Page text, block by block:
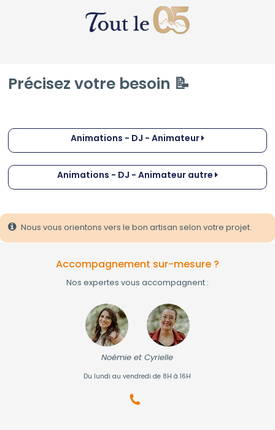
Précisez votre besoin 📝
Animations - DJ - Animateur
Animations - DJ - Animateur autre
Nous vous orientons vers le bon artisan selon votre projet.
Accompagnement sur-mesure ?
Nos expertes vous accompagnent :
Noémie et Cyrielle
Du lundi au vendredi de 8H à 16H